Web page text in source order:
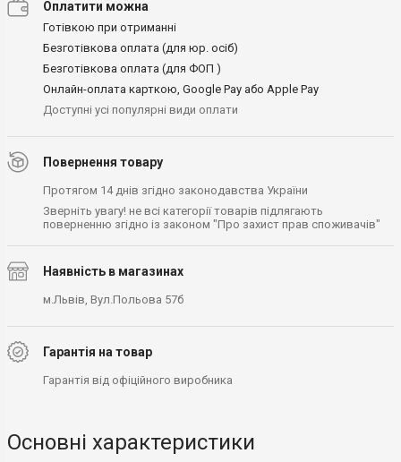
Оплатити можна
Готівкою при отриманні
Безготівкова оплата (для юр. осіб)
Безготівкова оплата (для ФОП )
Онлайн-оплата карткою, Google Pay або Apple Pay
Доступні усі популярні види оплати
Повернення товару
Протягом 14 днів згідно законодавства України
Зверніть увагу! не всі категорії товарів підлягають
поверненню згідно із законом "Про захист прав споживачів"
Наявність в магазинах
м.Львів, Вул.Польова 57б
Гарантія на товар
Гарантія від офіційного виробника
Основні характеристики